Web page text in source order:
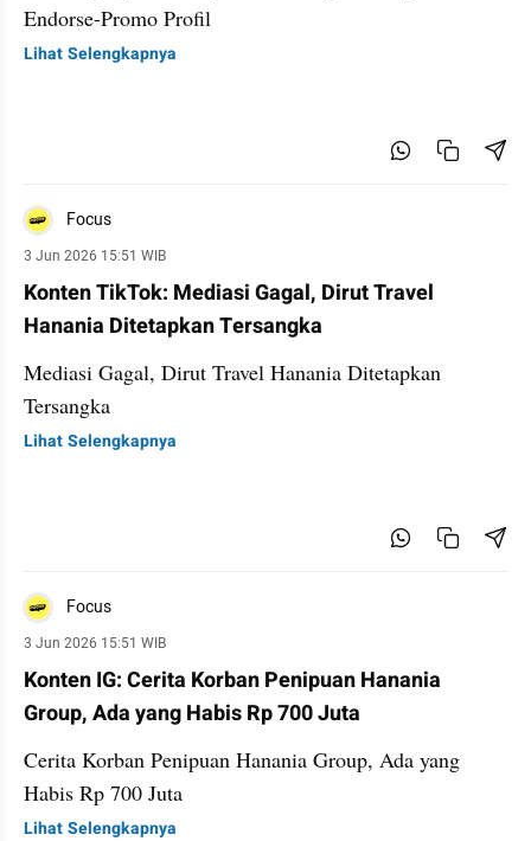
Endorse-Promo Profil
Lihat Selengkapnya
Focus
3 Jun 2026 15:51 WIB
Konten TikTok: Mediasi Gagal, Dirut Travel
Hanania Ditetapkan Tersangka
Mediasi Gagal, Dirut Travel Hanania Ditetapkan
Tersangka
Lihat Selengkapnya
Focus
3 Jun 2026 15:51 WIB
Konten IG: Cerita Korban Penipuan Hanania
Group, Ada yang Habis Rp 700 Juta
Cerita Korban Penipuan Hanania Group, Ada yang
Habis Rp 700 Juta
Lihat Selengkapnya